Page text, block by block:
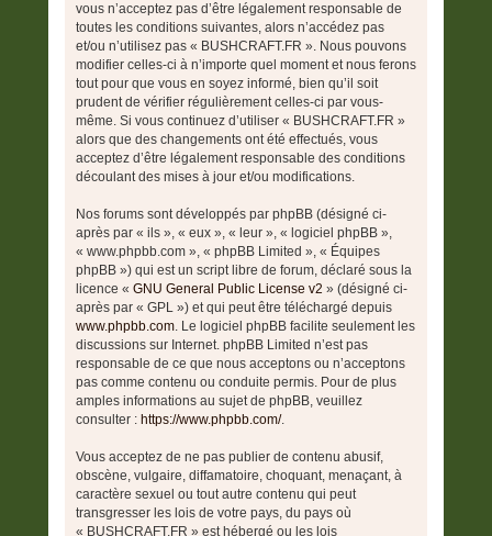
vous n’acceptez pas d’être légalement responsable de
toutes les conditions suivantes, alors n’accédez pas
et/ou n’utilisez pas « BUSHCRAFT.FR ». Nous pouvons
modifier celles-ci à n’importe quel moment et nous ferons
tout pour que vous en soyez informé, bien qu’il soit
prudent de vérifier régulièrement celles-ci par vous-
même. Si vous continuez d’utiliser « BUSHCRAFT.FR »
alors que des changements ont été effectués, vous
acceptez d’être légalement responsable des conditions
découlant des mises à jour et/ou modifications.
Nos forums sont développés par phpBB (désigné ci-
après par « ils », « eux », « leur », « logiciel phpBB »,
« www.phpbb.com », « phpBB Limited », « Équipes
phpBB ») qui est un script libre de forum, déclaré sous la
licence « GNU General Public License v2 » (désigné ci-
après par « GPL ») et qui peut être téléchargé depuis
www.phpbb.com. Le logiciel phpBB facilite seulement les
discussions sur Internet. phpBB Limited n’est pas
responsable de ce que nous acceptons ou n’acceptons
pas comme contenu ou conduite permis. Pour de plus
amples informations au sujet de phpBB, veuillez
consulter : https://www.phpbb.com/.
Vous acceptez de ne pas publier de contenu abusif,
obscène, vulgaire, diffamatoire, choquant, menaçant, à
caractère sexuel ou tout autre contenu qui peut
transgresser les lois de votre pays, du pays où
« BUSHCRAFT.FR » est hébergé ou les lois